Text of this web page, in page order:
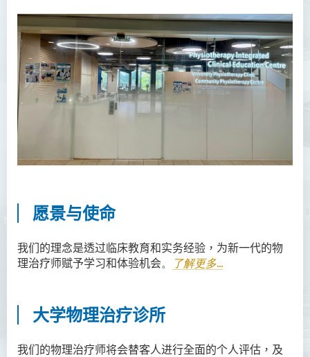
愿景与使命
我们的理念是透过临床教育和实务经验， 为新一代的物
理治疗师赋予学习和体验机会。 了解更多...
大学物理治疗诊所
我们的物理治疗师将会替客人进行全面的个人评估， 及
关于我们
愿景与使命
大学物理治疗诊所
社区物理治疗中心
联络我们